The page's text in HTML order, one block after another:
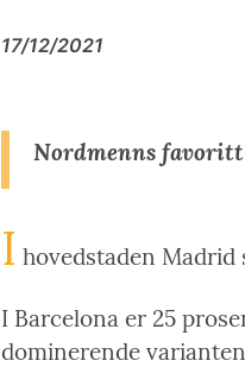
17/12/2021
Nordmenns
I hovedstaden
I Barcelona er 25
dominerende